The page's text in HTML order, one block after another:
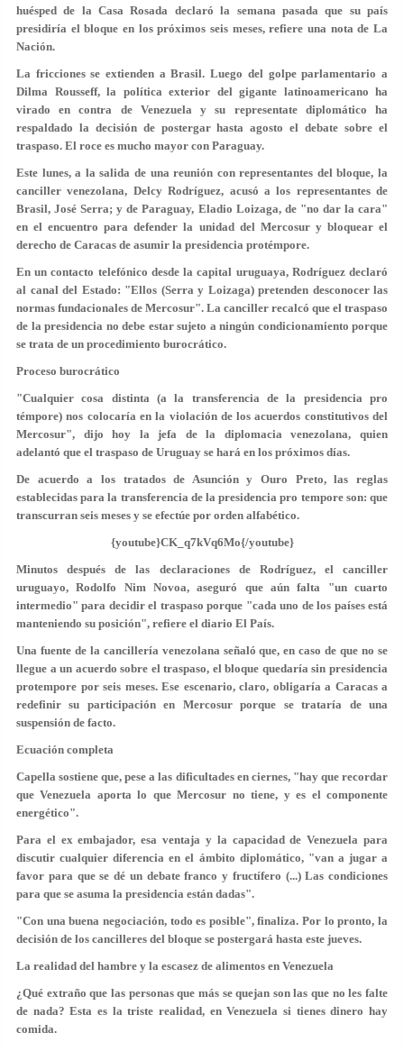
huésped de la Casa Rosada declaró la semana pasada que su país
presidiría el bloque en los próximos seis meses, refiere una nota de La
Nación.
La fricciones se extienden a Brasil. Luego del golpe parlamentario a
Dilma Rousseff, la política exterior del gigante latinoamericano ha
virado en contra de Venezuela y su representate diplomático ha
respaldado la decisión de postergar hasta agosto el debate sobre el
traspaso. El roce es mucho mayor con Paraguay.
Este lunes, a la salida de una reunión con representantes del bloque, la
canciller venezolana, Delcy Rodríguez, acusó a los representantes de
Brasil, José Serra; y de Paraguay, Eladio Loizaga, de "no dar la cara"
en el encuentro para defender la unidad del Mercosur y bloquear el
derecho de Caracas de asumir la presidencia protémpore.
En un contacto telefónico desde la capital uruguaya, Rodríguez declaró
al canal del Estado: "Ellos (Serra y Loizaga) pretenden desconocer las
normas fundacionales de Mercosur". La canciller recalcó que el traspaso
de la presidencia no debe estar sujeto a ningún condicionamiento porque
se trata de un procedimiento burocrático.
Proceso burocrático
"Cualquier cosa distinta (a la transferencia de la presidencia pro
témpore) nos colocaría en la violación de los acuerdos constitutivos del
Mercosur", dijo hoy la jefa de la diplomacia venezolana, quien
adelantó que el traspaso de Uruguay se hará en los próximos días.
De acuerdo a los tratados de Asunción y Ouro Preto, las reglas
establecidas para la transferencia de la presidencia pro tempore son: que
transcurran seis meses y se efectúe por orden alfabético.
{youtube}CK_q7kVq6Mo{/youtube}
Minutos después de las declaraciones de Rodríguez, el canciller
uruguayo, Rodolfo Nim Novoa, aseguró que aún falta "un cuarto
intermedio" para decidir el traspaso porque "cada uno de los países está
manteniendo su posición", refiere el diario El País.
Una fuente de la cancillería venezolana señaló que, en caso de que no se
llegue a un acuerdo sobre el traspaso, el bloque quedaría sin presidencia
protempore por seis meses. Ese escenario, claro, obligaría a Caracas a
redefinir su participación en Mercosur porque se trataría de una
suspensión de facto.
Ecuación completa
Capella sostiene que, pese a las dificultades en ciernes, "hay que recordar
que Venezuela aporta lo que Mercosur no tiene, y es el componente
energético".
Para el ex embajador, esa ventaja y la capacidad de Venezuela para
discutir cualquier diferencia en el ámbito diplomático, "van a jugar a
favor para que se dé un debate franco y fructífero (...) Las condiciones
para que se asuma la presidencia están dadas".
"Con una buena negociación, todo es posible", finaliza. Por lo pronto, la
decisión de los cancilleres del bloque se postergará hasta este jueves.
La realidad del hambre y la escasez de alimentos en Venezuela
¿Qué extraño que las personas que más se quejan son las que no les falte
de nada? Esta es la triste realidad, en Venezuela si tienes dinero hay
comida.